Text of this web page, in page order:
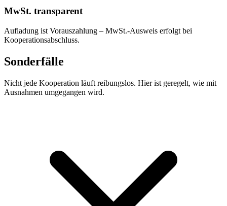
MwSt. transparent
Aufladung ist Vorauszahlung – MwSt.-Ausweis erfolgt bei
Kooperationsabschluss.
Sonderfälle
Nicht jede Kooperation läuft reibungslos. Hier ist geregelt, wie mit
Ausnahmen umgegangen wird.